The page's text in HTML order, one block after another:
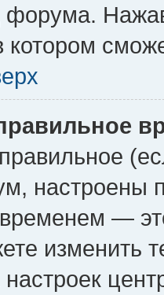
форума.
котором
настроены
—
изменить